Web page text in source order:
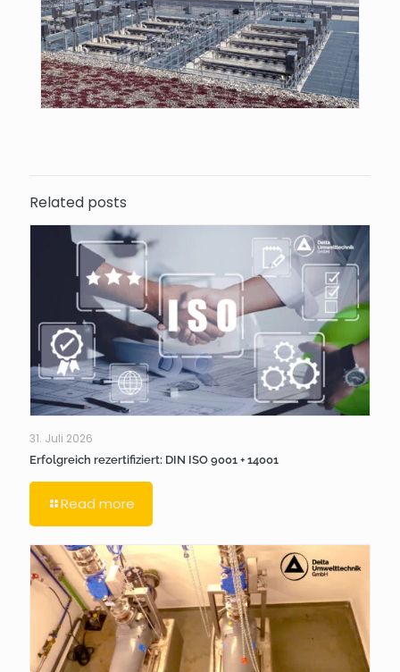
Related posts
31. Juli 2026
Erfolgreich rezertifiziert: DIN ISO 9001 + 14001
Read more